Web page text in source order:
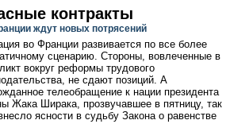
контракты
ждут новых потрясений
во Франции развивается по все более
сценарию. Стороны, вовлеченные в
вокруг реформы трудового
не сдают позиций. А
телеобращение к нации президента
Жака Ширака, прозвучавшее в пятницу, так
ясности в судьбу Закона о равенстве